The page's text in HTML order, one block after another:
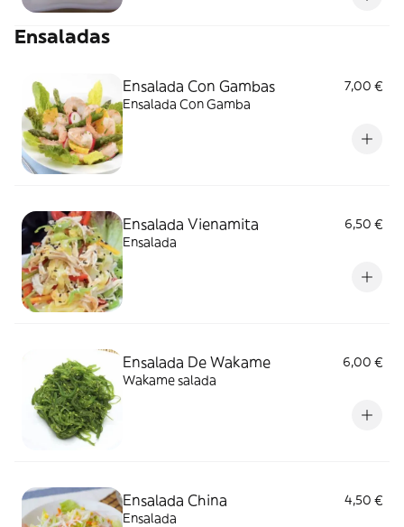
Ensaladas
Ensalada Con Gambas
7,00 €
Ensalada Con Gamba
Ensalada Vienamita
6,50 €
Ensalada
Ensalada De Wakame
6,00 €
Wakame salada
Ensalada China
4,50 €
Ensalada